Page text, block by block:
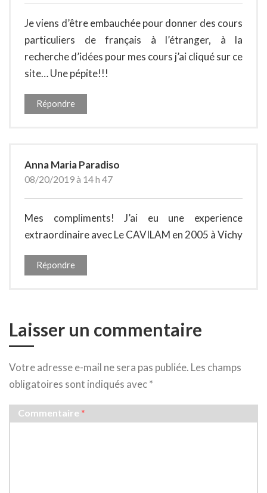
Je viens d’être embauchée pour donner des cours
particuliers de français à l’étranger, à la
recherche d’idées pour mes cours j’ai cliqué sur ce
site… Une pépite!!!
Répondre
Anna Maria Paradiso
08/20/2019 à 14 h 47
Mes compliments! J’ai eu une experience
extraordinaire avec Le CAVILAM en 2005 à Vichy
Répondre
Laisser un commentaire
Votre adresse e-mail ne sera pas publiée. Les champs
obligatoires sont indiqués avec*
Commentaire *